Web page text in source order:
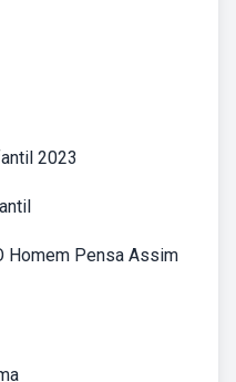
2023
Homem Pensa Assim